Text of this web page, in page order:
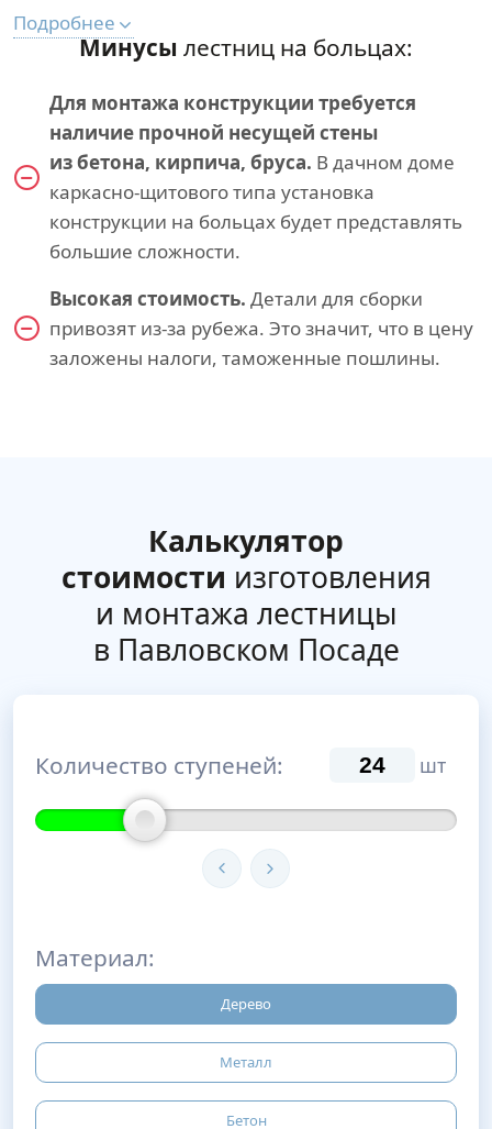
Подробнее
Минусы лестниц на больцах:
Для монтажа конструкции требуется
наличие прочной несущей стены
из бетона, кирпича, бруса. В дачном доме
каркасно-щитового типа установка
конструкции на больцах будет представлять
большие сложности.
Высокая стоимость. Детали для сборки
привозят из-за рубежа. Это значит, что в цену
заложены налоги, таможенные пошлины.
Калькулятор
стоимости изготовления
и монтажа лестницы
в Павловском Посаде
Количество ступеней: шт
Материал:
Дерево
Металл
Бетон